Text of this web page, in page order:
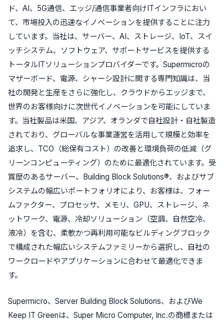
ド、AI、5G通信、エッジ/通信事業者向けITインフラにおい
て、市場投入の迅速なイノベーションを提供することに注力
しています。当社は、サーバー、AI、ストレージ、IoT、スイ
ッチシステム、ソフトウェア、サポートサービスを提供する
トータルITソリューションプロバイダーです。Supermicroの
マザーボード、電源、シャーシ設計に関する専門知識は、当
社の開発と生産をさらに強化し、クラウドからエッジまで、
世界のお客様向けに次世代イノベーションを可能にしていま
す。当社製品は米国、アジア、オランダで自社設計・自社製造
されており、グローバルな事業運営を活用して規模と効率を
追求し、TCO（総保有コスト）の改善と環境負荷の低減（グ
リーンコンピューティング）のために最適化されています。受
賞歴のあるサーバー、Building Block Solutions®、およびサブ
システムの幅広いポートフォリオにより、お客様は、フォー
ムファクター、プロセッサ、メモリ、GPU、ストレージ、ネ
ットワーク、電源、冷却ソリューション（空調、自然空冷、
液冷）を含む、柔軟かつ再利用可能なビルディングブロック
で構成された幅広いシステムファミリーから選択し、自社の
ワークロードやアプリケーションに合わせて最適化できま
す。
Supermicro、Server Building Block Solutions、およびWe
Keep IT Greenは、Super Micro Computer, Inc.の商標または